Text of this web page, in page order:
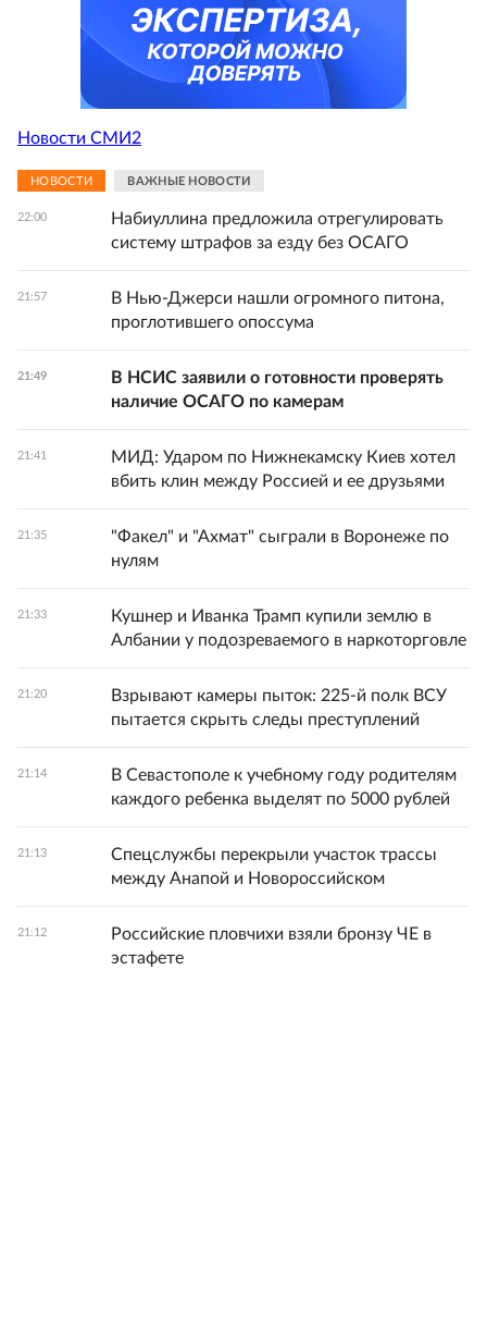
Новости СМИ2
НОВОСТИ ВАЖНЫЕ НОВОСТИ
22:00
Набиуллина предложила отрегулировать
систему штрафов за езду без ОСАГО
21:57
В Нью-Джерси нашли огромного питона,
проглотившего опоссума
21:49
В НСИС заявили о готовности проверять
наличие ОСАГО по камерам
21:41
МИД: Ударом по Нижнекамску Киев хотел
вбить клин между Россией и ее друзьями
21:35
"Факел" и "Ахмат" сыграли в Воронеже по
нулям
21:33
Кушнер и Иванка Трамп купили землю в
Албании у подозреваемого в наркоторговле
21:20
Взрывают камеры пыток: 225-й полк ВСУ
пытается скрыть следы преступлений
21:14
В Севастополе к учебному году родителям
каждого ребенка выделят по 5000 рублей
21:13
Спецслужбы перекрыли участок трассы
между Анапой и Новороссийском
21:12
Российские пловчихи взяли бронзу ЧЕ в
эстафете